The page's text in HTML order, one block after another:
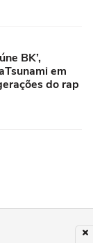
BK’,
em
do rap